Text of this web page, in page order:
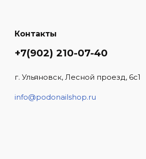
Контакты
+7(902) 210-07-40
г. Ульяновск, Лесной проезд, 6с1
info@podonailshop.ru